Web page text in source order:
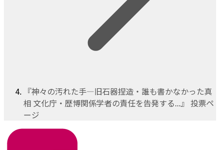
『神々の汚れた手―旧石器捏造・誰も書かなかった真
相 文化庁・歴博関係学者の責任を告発する...』 投票ペ
ージ